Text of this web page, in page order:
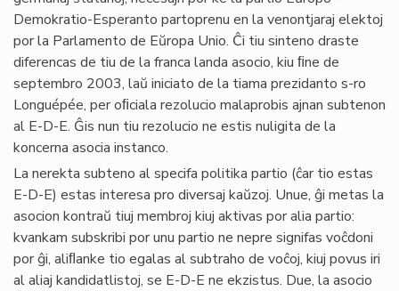
Demokratio-Esperanto partoprenu en la venontjaraj elektoj
por la Parlamento de Eŭropa Unio. Ĉi tiu sinteno draste
diferencas de tiu de la franca landa asocio, kiu ﬁne de
septembro 2003, laŭ iniciato de la tiama prezidanto s-ro
Longuépée, per oﬁciala rezolucio malaprobis ajnan subtenon
al E-D-E. Ĝis nun tiu rezolucio ne estis nuligita de la
koncerna asocia instanco.
La nerekta subteno al specifa politika partio (ĉar tio estas
E-D-E) estas interesa pro diversaj kaŭzoj. Unue, ĝi metas la
asocion kontraŭ tiuj membroj kiuj aktivas por alia partio:
kvankam subskribi por unu partio ne nepre signifas voĉdoni
por ĝi, aliﬂanke tio egalas al subtraho de voĉoj, kiuj povus iri
al aliaj kandidatlistoj, se E-D-E ne ekzistus. Due, la asocio